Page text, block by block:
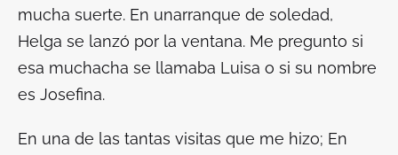
mucha suerte. En unarranque de soledad,
Helga se lanzó por la ventana. Me pregunto si
esa muchacha se llamaba Luisa o si su nombre
es Josefina.
En una de las tantas visitas que me hizo; En